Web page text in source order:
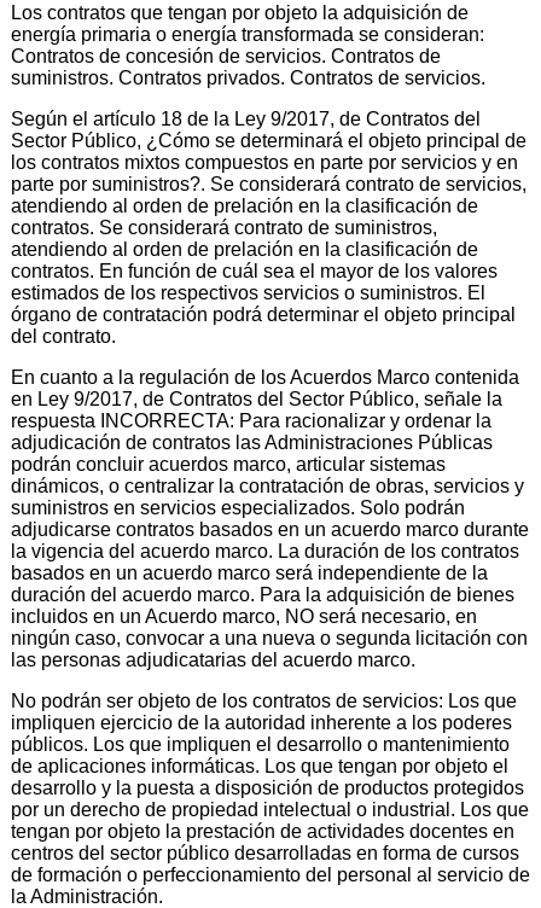
Los contratos que tengan por objeto la adquisición de
energía primaria o energía transformada se consideran:
Contratos de concesión de servicios. Contratos de
suministros. Contratos privados. Contratos de servicios.
Según el artículo 18 de la Ley 9/2017, de Contratos del
Sector Público, ¿Cómo se determinará el objeto principal de
los contratos mixtos compuestos en parte por servicios y en
parte por suministros?. Se considerará contrato de servicios,
atendiendo al orden de prelación en la clasificación de
contratos. Se considerará contrato de suministros,
atendiendo al orden de prelación en la clasificación de
contratos. En función de cuál sea el mayor de los valores
estimados de los respectivos servicios o suministros. El
órgano de contratación podrá determinar el objeto principal
del contrato.
En cuanto a la regulación de los Acuerdos Marco contenida
en Ley 9/2017, de Contratos del Sector Público, señale la
respuesta INCORRECTA: Para racionalizar y ordenar la
adjudicación de contratos las Administraciones Públicas
podrán concluir acuerdos marco, articular sistemas
dinámicos, o centralizar la contratación de obras, servicios y
suministros en servicios especializados. Solo podrán
adjudicarse contratos basados en un acuerdo marco durante
la vigencia del acuerdo marco. La duración de los contratos
basados en un acuerdo marco será independiente de la
duración del acuerdo marco. Para la adquisición de bienes
incluidos en un Acuerdo marco, NO será necesario, en
ningún caso, convocar a una nueva o segunda licitación con
las personas adjudicatarias del acuerdo marco.
No podrán ser objeto de los contratos de servicios: Los que
impliquen ejercicio de la autoridad inherente a los poderes
públicos. Los que impliquen el desarrollo o mantenimiento
de aplicaciones informáticas. Los que tengan por objeto el
desarrollo y la puesta a disposición de productos protegidos
por un derecho de propiedad intelectual o industrial. Los que
tengan por objeto la prestación de actividades docentes en
centros del sector público desarrolladas en forma de cursos
de formación o perfeccionamiento del personal al servicio de
la Administración.